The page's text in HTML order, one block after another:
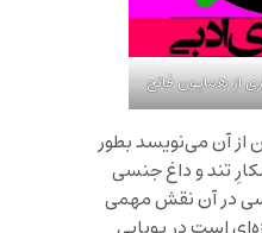
از همایون فاتح
آن می‌نویسد بطور
تند و داغ جنسی
در آن نقش مهمی